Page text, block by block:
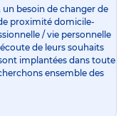
besoin de changer de
proximité domicile-
/ vie personnelle
de leurs souhaits
implantées dans toute
ensemble des